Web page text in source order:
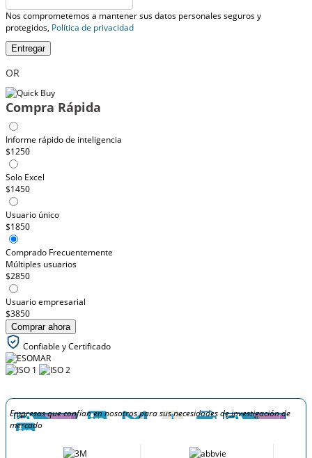
Nos comprometemos a mantener sus datos personales seguros y
protegidos, Política de privacidad
Entregar
OR
Compra Rápida
Informe rápido de inteligencia
$1250
Solo Excel
$1450
Usuario único
$1850
Comprado Frecuentemente
Múltiples usuarios
$2850
Usuario empresarial
$3850
Comprar ahora
Confiable y Certificado
Empresas que confían en nosotros para sus necesidades de investigación de
mercado